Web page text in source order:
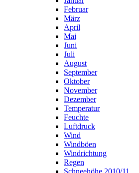
Februar
März
April
Mai
Juni
Juli
August
September
Oktober
November
Dezember
Temperatur
Feuchte
Luftdruck
Wind
Windböen
Windrichtung
Regen
Schneehöhe 2010/11